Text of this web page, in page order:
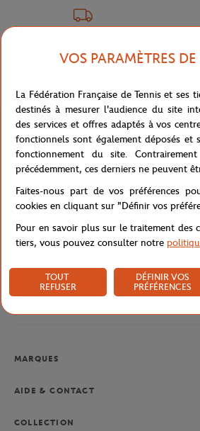
LIVRAISON OFFERTE
DÈS 80€ (EN FRANCE)
01 47
NEWSLETTER
EN VOUS ABONNANT À NOS
NOS NOUVEAUTÉS, OFFRES
Politique de confidentialité
MARQUES
AIDE & CONTACT
COLLECTION
VOS PARAMÈTRES
La Fédération Française de Tennis et ses
destinés à mesurer l'audience du site
des services et offres adaptés à vos
fonctionnels sont également déposés et
fonctionnement du site.
précédemment, ces derniers ne peuvent
Faites-nous part de vos préférences
cookies en cliquant sur "Définir vos
Pour en savoir plus sur le traitement des
tiers, vous pouvez consulter notre
TOUT
REFUSER
DÉFINIR VOS
PRÉFÉRENCES